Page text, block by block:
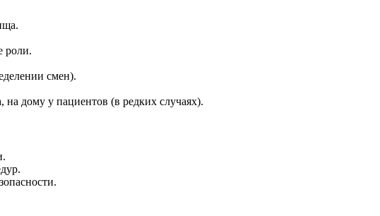
роли.
смен).
на дому у пациентов (в редких случаях).